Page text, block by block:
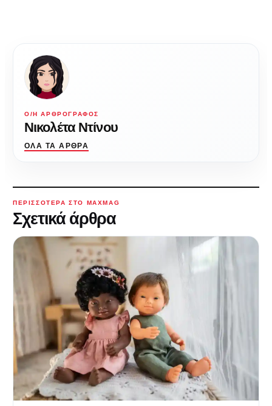
Ο/Η ΑΡΘΡΟΓΡΆΦΟΣ
Νικολέτα Ντίνου
ΌΛΑ ΤΑ ΆΡΘΡΑ
ΠΕΡΙΣΣΌΤΕΡΑ ΣΤΟ MAXMAG
Σχετικά άρθρα